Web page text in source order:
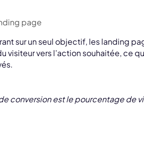
sur un seul objectif, les landing
visiteur vers l’action souhaitée, ce
conversion est le pourcentage de